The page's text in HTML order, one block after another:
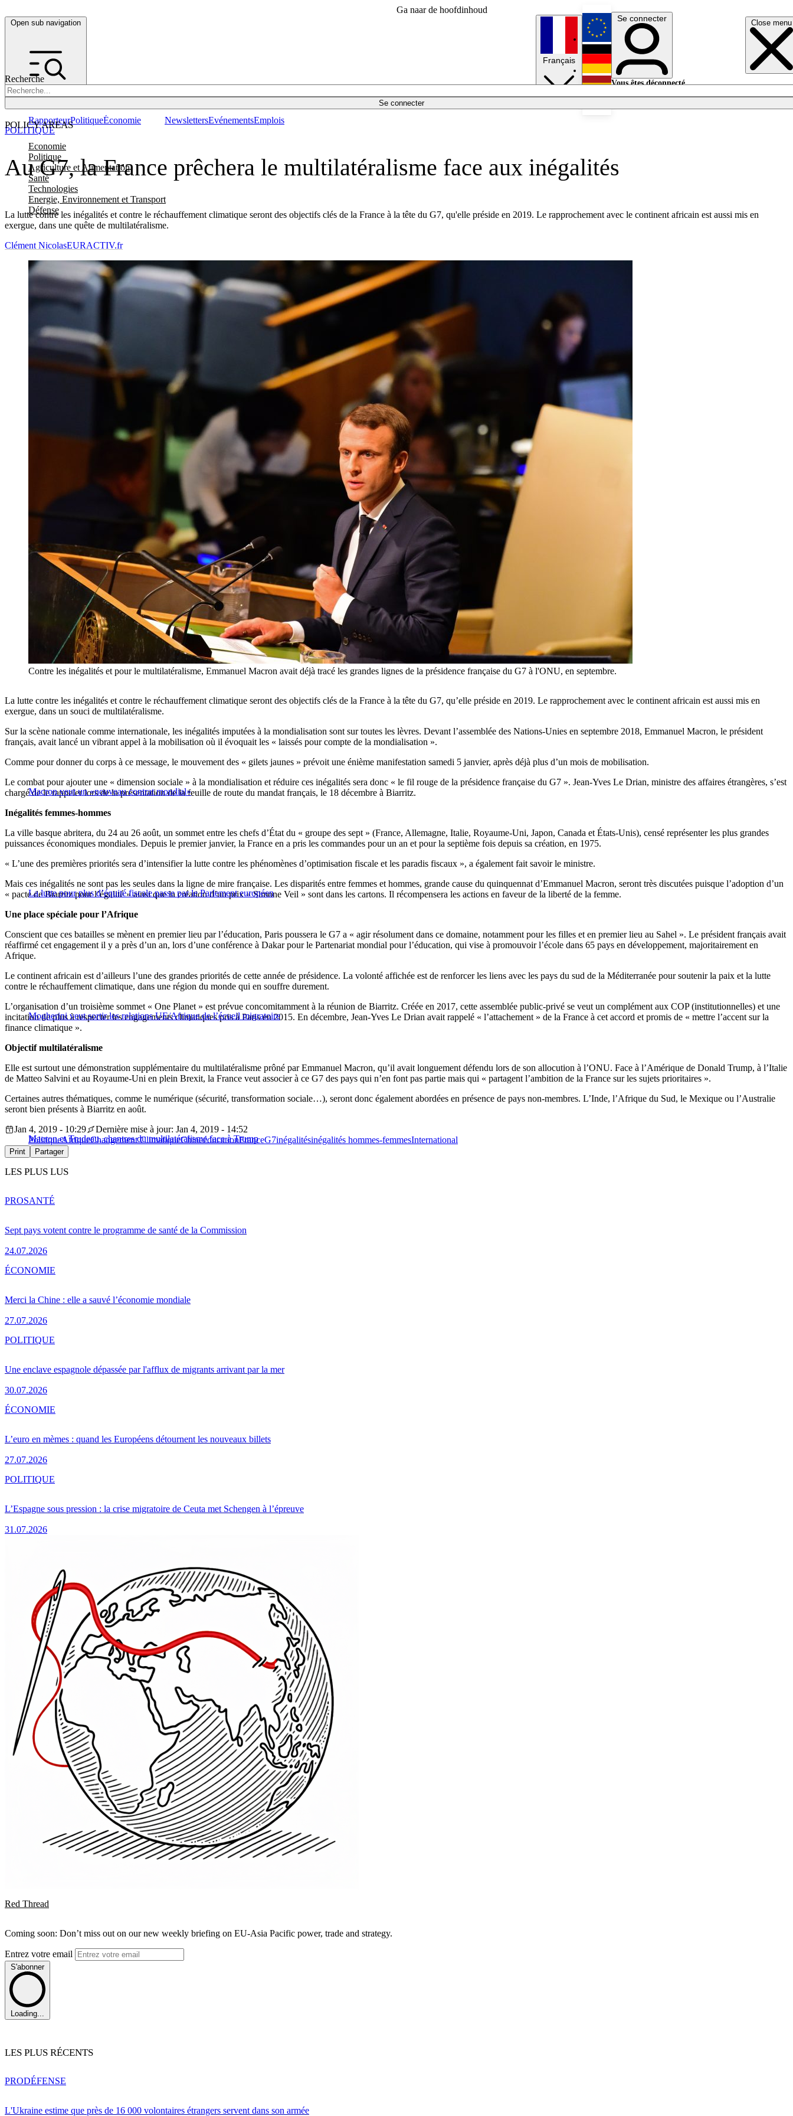
Ga naar de hoofdinhoud
Open sub navigation Close menu
Recherche
Se connecter
POLICY AREAS
Economie
Politique
Agriculture et Alimentation
Santé
Technologies
Energie, Environnement et Transport
Défense
RapporteurPolitiqueÉconomie NewslettersEvénementsEmplois
Français
English
Deutsch
Se connecter
Vous êtes déconnecté.
Au G7, la France prêchera le multilatéralisme face aux inégalités
La lutte contre les inégalités et contre le réchauffement climatique seront des objectifs clés de la France à la tête du G7, qu'elle préside en 2019. Le rapprochement avec le continent africain est aussi mis en
exergue, dans une quête de multilatéralisme.
POLITIQUE
Clément NicolasEURACTIV.fr
Contre les inégalités et pour le multilatéralisme, Emmanuel Macron avait déjà tracé les grandes lignes de la présidence française du G7 à l'ONU, en septembre.
La lutte contre les inégalités et contre le réchauffement climatique seront des objectifs clés de la France à la tête du G7, qu’elle préside en 2019. Le rapprochement avec le continent africain est aussi mis en
exergue, dans un souci de multilatéralisme.
Sur la scène nationale comme internationale, les inégalités imputées à la mondialisation sont sur toutes les lèvres. Devant l’assemblée des Nations-Unies en septembre 2018, Emmanuel Macron, le président
français, avait lancé un vibrant appel à la mobilisation où il évoquait les « laissés pour compte de la mondialisation ».
Comme pour donner du corps à ce message, le mouvement des « gilets jaunes » prévoit une énième manifestation samedi 5 janvier, après déjà plus d’un mois de mobilisation.
Macron veut un «nouveau contrat mondial»
Le combat pour ajouter une « dimension sociale » à la mondialisation et réduire ces inégalités sera donc « le fil rouge de la présidence française du G7 ». Jean-Yves Le Drian, ministre des affaires étrangères, s’est
chargé de le rappeler lors de la présentation de la feuille de route du mandat français, le 18 décembre à Biarritz.
Inégalités femmes-hommes
La ville basque abritera, du 24 au 26 août, un sommet entre les chefs d’État du « groupe des sept » (France, Allemagne, Italie, Royaume-Uni, Japon, Canada et États-Unis), censé représenter les plus grandes
puissances économiques mondiales. Depuis le premier janvier, la France en a pris les commandes pour un an et pour la septième fois depuis sa création, en 1975.
« L’une des premières priorités sera d’intensifier la lutte contre les phénomènes d’optimisation fiscale et les paradis fiscaux », a également fait savoir le ministre.
La lutte pour plus d’équité fiscale passe par le Parlement européen
Mais ces inégalités ne sont pas les seules dans la ligne de mire française. Les disparités entre femmes et hommes, grande cause du quinquennat d’Emmanuel Macron, seront très discutées puisque l’adoption d’un
« pacte de Biarritz pour l’égalité » ainsi que la création d’un prix « Simone Veil » sont dans les cartons. Il récompensera les actions en faveur de la liberté de la femme.
Une place spéciale pour l’Afrique
Conscient que ces batailles se mènent en premier lieu par l’éducation, Paris poussera le G7 a « agir résolument dans ce domaine, notamment pour les filles et en premier lieu au Sahel ». Le président français avait
réaffirmé cet engagement il y a près d’un an, lors d’une conférence à Dakar pour le Partenariat mondial pour l’éducation, qui vise à promouvoir l’école dans 65 pays en développement, majoritairement en
Afrique.
Le continent africain est d’ailleurs l’une des grandes priorités de cette année de présidence. La volonté affichée est de renforcer les liens avec les pays du sud de la Méditerranée pour soutenir la paix et la lutte
contre le réchauffement climatique, dans une région du monde qui en souffre durement.
Mogherini veut sortir les relations UE/Afrique de l’écueil migratoire
L’organisation d’un troisième sommet « One Planet » est prévue concomitamment à la réunion de Biarritz. Créée en 2017, cette assemblée public-privé se veut un complément aux COP (institutionnelles) et une
incitation de plus à respecter les engagements climatiques pris à Paris en 2015. En décembre, Jean-Yves Le Drian avait rappelé « l’attachement » de la France à cet accord et promis de « mettre l’accent sur la
finance climatique ».
Objectif multilatéralisme
Elle est surtout une démonstration supplémentaire du multilatéralisme prôné par Emmanuel Macron, qu’il avait longuement défendu lors de son allocution à l’ONU. Face à l’Amérique de Donald Trump, à l’Italie
de Matteo Salvini et au Royaume-Uni en plein Brexit, la France veut associer à ce G7 des pays qui n’en font pas partie mais qui « partagent l’ambition de la France sur les sujets prioritaires ».
Certaines autres thématiques, comme le numérique (sécurité, transformation sociale…), seront donc également abordées en présence de pays non-membres. L’Inde, l’Afrique du Sud, le Mexique ou l’Australie
seront bien présents à Biarritz en août.
Macron et Trudeau, chantres du multilatéralisme face à Trump
Jan 4, 2019 - 10:29
Dernière mise à jour: Jan 4, 2019 - 14:52
PolitiqueAfriqueChangement ClimatiqueChineéducationFranceG7inégalitésinégalités hommes-femmesInternational
Print Partager
LES PLUS LUS
Sept pays votent contre le programme de santé de la Commission
24.07.2026
PROSANTÉ
Merci la Chine : elle a sauvé l’économie mondiale
27.07.2026
ÉCONOMIE
Une enclave espagnole dépassée par l'afflux de migrants arrivant par la mer
30.07.2026
POLITIQUE
L’euro en mèmes : quand les Européens détournent les nouveaux billets
27.07.2026
ÉCONOMIE
L’Espagne sous pression : la crise migratoire de Ceuta met Schengen à l’épreuve
31.07.2026
POLITIQUE
Red Thread
Coming soon: Don’t miss out on our new weekly briefing on EU-Asia Pacific power, trade and strategy.
Entrez votre email
S'abonner
Loading...
LES PLUS RÉCENTS
L'Ukraine estime que près de 16 000 volontaires étrangers servent dans son armée
PRODÉFENSE